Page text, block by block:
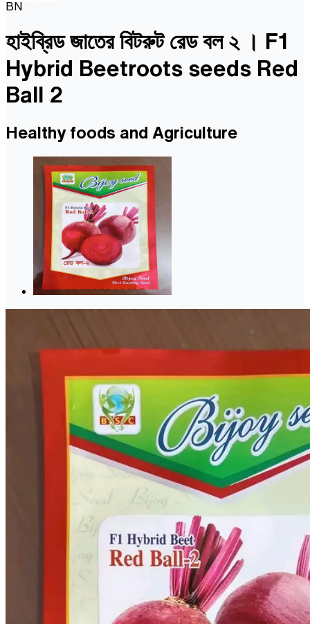
BN
হাইব্রিড জাতের বিটরুট রেড বল ২ । F1
Hybrid Beetroots seeds Red
Ball 2
Healthy foods and Agriculture